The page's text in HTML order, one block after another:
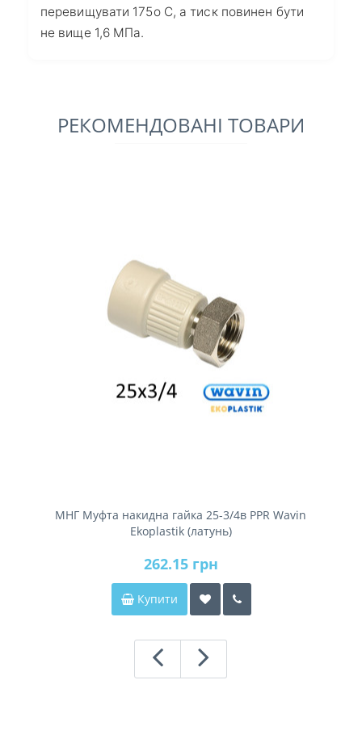
перевищувати 175о С, а тиск повинен бути
не вище 1,6 МПа.
РЕКОМЕНДОВАНІ ТОВАРИ
МНГ Муфта накидна гайка 25-3/4в PPR Wavin
Ekoplastik (латунь)
262.15 грн
Купити